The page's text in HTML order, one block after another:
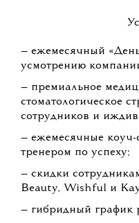
— ежемесячный
усмотрению
— премиальное
стоматологическое
сотрудников и
— ежемесячные коуч-
тренером по успеху;
— скидки
Beauty, Wishful и
— гибридный график